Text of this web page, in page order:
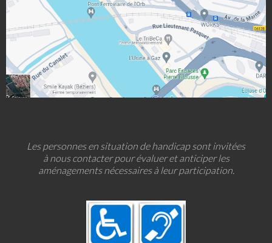
Les personnes en situation de handicap sont invitées
à nous contacter pour évaluer et anticiper les
aménagements nécessaires à leur participation.